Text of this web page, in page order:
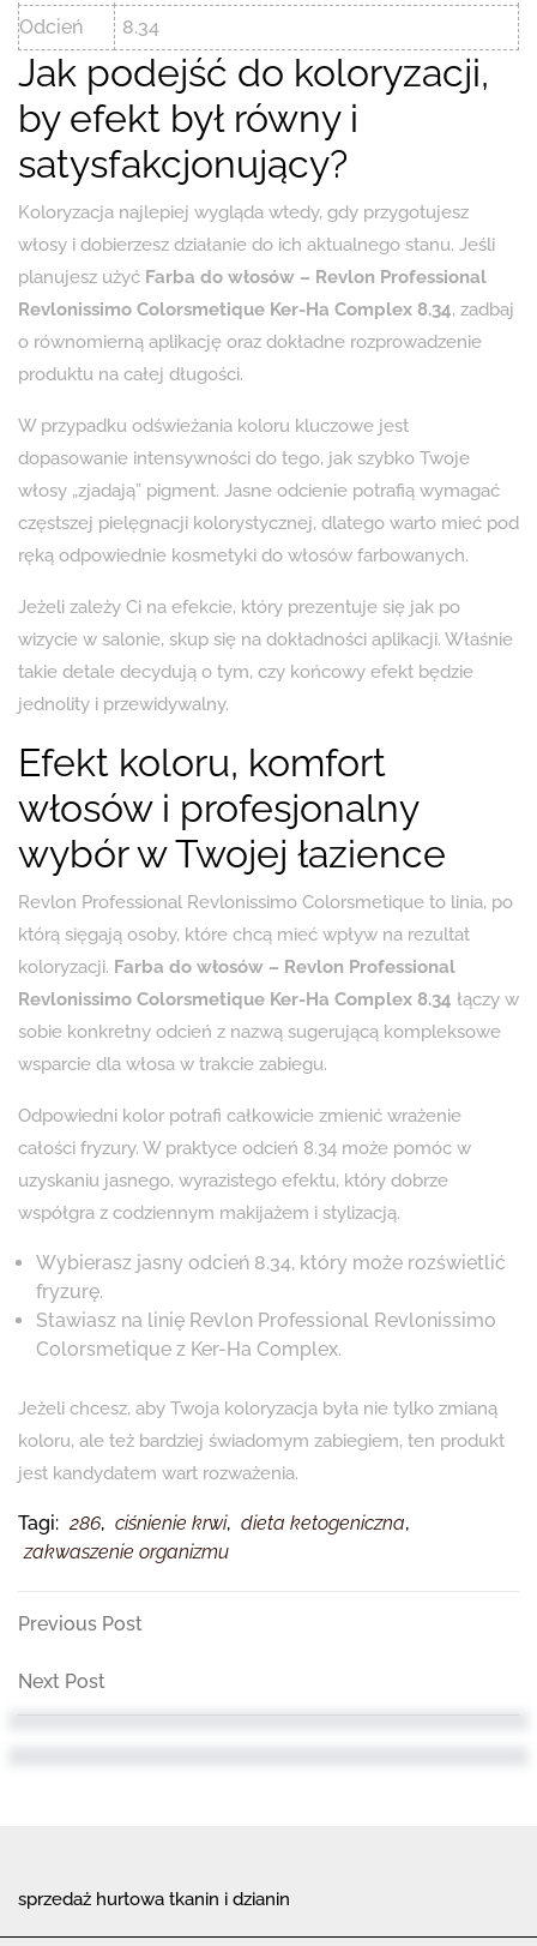
Odcień 8.34
Jak podejść do koloryzacji,
by efekt był równy i
satysfakcjonujący?
Koloryzacja najlepiej wygląda wtedy, gdy przygotujesz
włosy i dobierzesz działanie do ich aktualnego stanu. Jeśli
planujesz użyć Farba do włosów – Revlon Professional
Revlonissimo Colorsmetique Ker-Ha Complex 8.34, zadbaj
o równomierną aplikację oraz dokładne rozprowadzenie
produktu na całej długości.
W przypadku odświeżania koloru kluczowe jest
dopasowanie intensywności do tego, jak szybko Twoje
włosy „zjadają” pigment. Jasne odcienie potrafią wymagać
częstszej pielęgnacji kolorystycznej, dlatego warto mieć pod
ręką odpowiednie kosmetyki do włosów farbowanych.
Jeżeli zależy Ci na efekcie, który prezentuje się jak po
wizycie w salonie, skup się na dokładności aplikacji. Właśnie
takie detale decydują o tym, czy końcowy efekt będzie
jednolity i przewidywalny.
Efekt koloru, komfort
włosów i profesjonalny
wybór w Twojej łazience
Revlon Professional Revlonissimo Colorsmetique to linia, po
którą sięgają osoby, które chcą mieć wpływ na rezultat
koloryzacji. Farba do włosów – Revlon Professional
Revlonissimo Colorsmetique Ker-Ha Complex 8.34 łączy w
sobie konkretny odcień z nazwą sugerującą kompleksowe
wsparcie dla włosa w trakcie zabiegu.
Odpowiedni kolor potrafi całkowicie zmienić wrażenie
całości fryzury. W praktyce odcień 8.34 może pomóc w
uzyskaniu jasnego, wyrazistego efektu, który dobrze
współgra z codziennym makijażem i stylizacją.
Wybierasz jasny odcień 8.34, który może rozświetlić
fryzurę.
Stawiasz na linię Revlon Professional Revlonissimo
Colorsmetique z Ker-Ha Complex.
Jeżeli chcesz, aby Twoja koloryzacja była nie tylko zmianą
koloru, ale też bardziej świadomym zabiegiem, ten produkt
jest kandydatem wart rozważenia.
Tagi: 286, ciśnienie krwi, dieta ketogeniczna,
zakwaszenie organizmu
Nawigacja
wpisu
Previous
Previous Post
Next
Post
Next Post
sprzedaż hurtowa tkanin i dzianin